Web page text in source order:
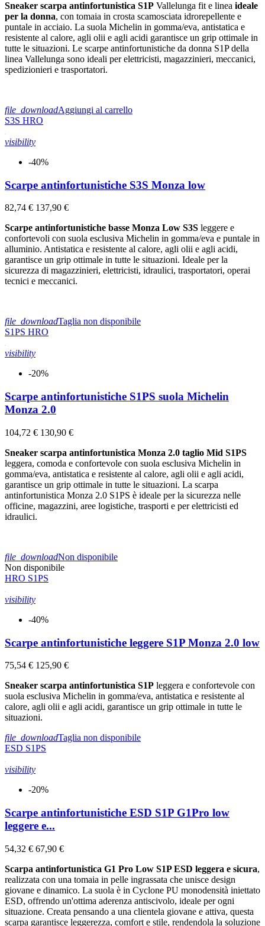
Sneaker scarpa antinfortunistica S1P Vallelunga fit e linea ideale
per la donna, con tomaia in crosta scamosciata idrorepellente e
puntale in acciaio. La suola Michelin in gomma/eva, antistatica e
resistente al calore, agli olii e agli acidi garantisce un grip ottimale in
tutte le situazioni. Le scarpe antinfortunistiche da donna S1P della
linea Vallelunga sono ideali per elettricisti, magazzinieri, meccanici,
spedizionieri e trasportatori.
file_downloadAggiungi al carrello
S3S HRO
visibility
-40%
Scarpe antinfortunistiche S3S Monza low
82,74 € 137,90 €
Scarpe antinfortunistiche basse Monza Low S3S leggere e
confortevoli con suola esclusiva Michelin in gomma/eva e puntale in
alluminio. Antistatica e resistente al calore, agli olii e agli acidi,
garantisce un grip ottimale in tutte le situazioni. Ideale per la
sicurezza di magazzinieri, elettricisti, idraulici, trasportatori, operai
tecnici e meccanici.
file_downloadTaglia non disponibile
S1PS HRO
visibility
-20%
Scarpe antinfortunistiche S1PS suola Michelin
Monza 2.0
104,72 € 130,90 €
Sneaker scarpa antinfortunistica Monza 2.0 taglio Mid S1PS
leggera, comoda e confortevole con suola esclusiva Michelin in
gomma/eva, antistatica e resistente al calore, agli olii e agli acidi,
garantisce un grip ottimale in tutte le situazioni. La scarpa
antinfortunistica Monza 2.0 S1PS è ideale per la sicurezza nelle
officine, magazzini, aree logistiche, trasporti e per elettricisti ed
idraulici.
file_downloadNon disponibile
Non disponibile
HRO S1PS
visibility
-40%
Scarpe antinfortunistiche leggere S1P Monza 2.0 low
75,54 € 125,90 €
Sneaker scarpa antinfortunistica S1P leggera e confortevole con
suola esclusiva Michelin in gomma/eva, antistatica e resistente al
calore, agli olii e agli acidi, garantisce un grip ottimale in tutte le
situazioni.
file_downloadTaglia non disponibile
ESD S1PS
visibility
-20%
Scarpe antinfortunistiche ESD S1P G1Pro low
leggere e...
54,32 € 67,90 €
Scarpa antinfortunistica G1 Pro Low S1P ESD leggera e sicura,
realizzata con una tomaia in pelle ingrassata che unisce design
giovane e dinamico. La suola è in Cyclone PU monodensità iniettato
ESD, offrendo un'ottima aderenza antiscivolo, ideale per ogni
situazione. Creata pensando a una clientela giovane e attiva, questa
scarpa garantisce leggerezza, comfort e stile, rendendola la soluzione